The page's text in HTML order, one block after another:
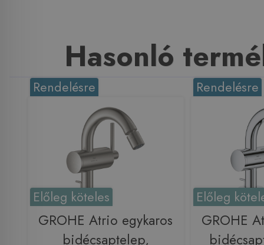
Hasonló
Rendelésre
Előleg köteles
GROHE Atrio egykaros
bidécsaptelep,
Rendelésre
Előleg
GROHE